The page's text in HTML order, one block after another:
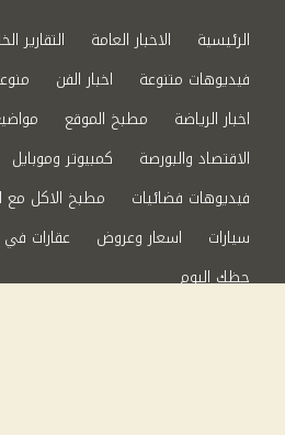
الرئيسية الاخبار العامة التقارير
فيديوهات متنوعة
اخبار الفن
اخبار الرياضة
مطبخ الموقع
الاقتصاد والبورصة
كمبيوتر وموبايل
فيديوهات فضائيات
مطبخ الاكل
سيارات
اسعار وعروض عقارات
حظك اليوم